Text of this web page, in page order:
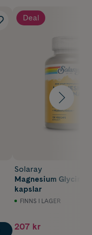
Deal
Solaray
Magnesium Glycinat
kapslar
FINNS I LAGER
207 kr